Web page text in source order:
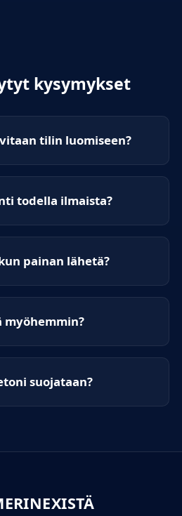
kysymykset
tilin luomiseen?
todella ilmaista?
painan lähetä?
myöhemmin?
suojataan?